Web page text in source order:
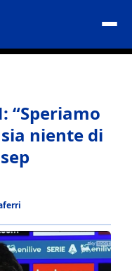
“Speriamo
niente di